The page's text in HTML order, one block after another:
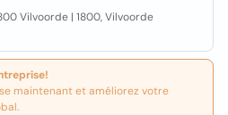
Vilvoorde | 1800, Vilvoorde
maintenant et améliorez votre